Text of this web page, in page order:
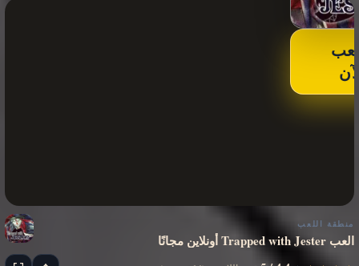
منطقة اللعب
العب Trapped with Jester أونلاين مجانًا